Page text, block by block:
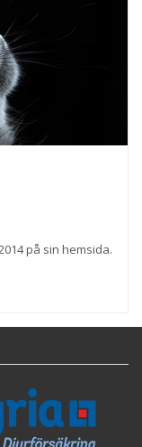
på sin hemsida.